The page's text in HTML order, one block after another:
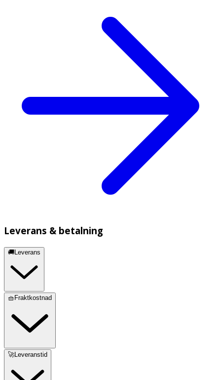
Leverans & betalning
🚚Leverans
🧺Fraktkostnad
🚀Leveranstid